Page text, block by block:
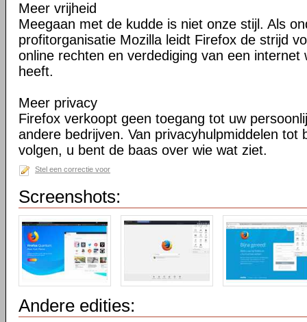
Meer vrijheid
Meegaan met de kudde is niet onze stijl. Als
profitorganisatie Mozilla leidt Firefox de strijd
online rechten en verdediging van een internet
heeft.
Meer privacy
Firefox verkoopt geen toegang tot uw
andere bedrijven. Van privacyhulpmiddelen tot
volgen, u bent de baas over wie wat ziet.
Stel een correctie voor
Screenshots:
Andere edities: